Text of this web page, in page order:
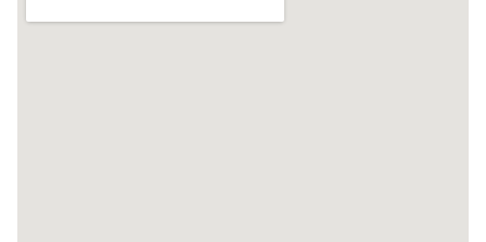
Eventi